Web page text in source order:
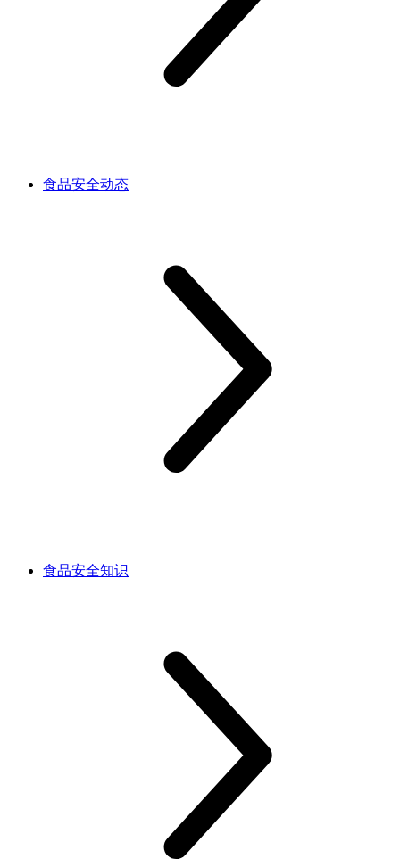
食品安全动态
食品安全知识